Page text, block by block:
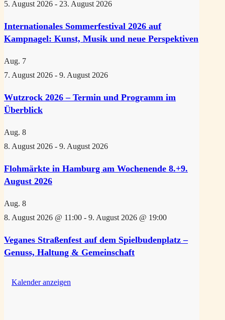
5. August 2026 - 23. August 2026
Internationales Sommerfestival 2026 auf
Kampnagel: Kunst, Musik und neue Perspektiven
Aug. 7
7. August 2026 - 9. August 2026
Wutzrock 2026 – Termin und Programm im
Überblick
Aug. 8
8. August 2026 - 9. August 2026
Flohmärkte in Hamburg am Wochenende 8.+9.
August 2026
Aug. 8
8. August 2026 @ 11:00 - 9. August 2026 @ 19:00
Veganes Straßenfest auf dem Spielbudenplatz –
Genuss, Haltung & Gemeinschaft
Kalender anzeigen